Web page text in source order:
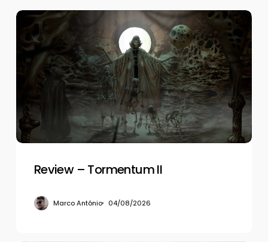
Review
Tormentum
Review – Tormentum II
Marco Antônio 04/08/2026